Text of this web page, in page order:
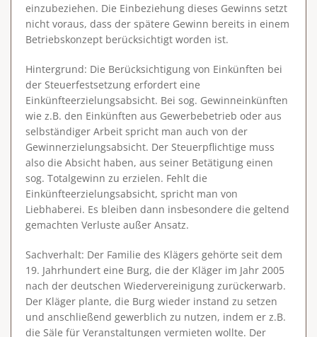
einzubeziehen. Die Einbeziehung dieses Gewinns setzt
nicht voraus, dass der spätere Gewinn bereits in einem
Betriebskonzept berücksichtigt worden ist.
Hintergrund: Die Berücksichtigung von Einkünften bei
der Steuerfestsetzung erfordert eine
Einkünfteerzielungsabsicht. Bei sog. Gewinneinkünften
wie z.B. den Einkünften aus Gewerbebetrieb oder aus
selbständiger Arbeit spricht man auch von der
Gewinnerzielungsabsicht. Der Steuerpflichtige muss
also die Absicht haben, aus seiner Betätigung einen
sog. Totalgewinn zu erzielen. Fehlt die
Einkünfteerzielungsabsicht, spricht man von
Liebhaberei. Es bleiben dann insbesondere die geltend
gemachten Verluste außer Ansatz.
Sachverhalt: Der Familie des Klägers gehörte seit dem
19. Jahrhundert eine Burg, die der Kläger im Jahr 2005
nach der deutschen Wiedervereinigung zurückerwarb.
Der Kläger plante, die Burg wieder instand zu setzen
und anschließend gewerblich zu nutzen, indem er z.B.
die Säle für Veranstaltungen vermieten wollte. Der